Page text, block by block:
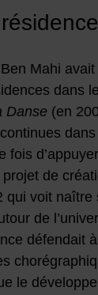
Mahi
dans
Danse (en
fois
de
qui voit naître
de
défendait
le